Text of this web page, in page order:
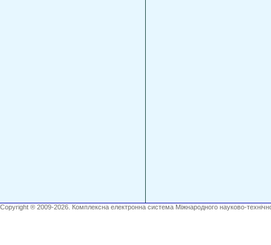
Copyright ® 2009-2026. Комплексна електронна система Міжнародного науково-